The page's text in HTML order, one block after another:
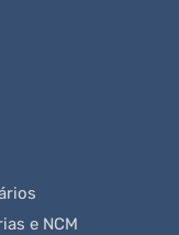
e NCM